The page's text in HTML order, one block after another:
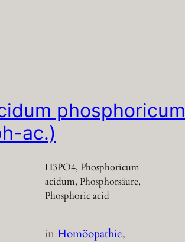
phosphoricum
ac.)
H3PO4, Phosphoricum
acidum, Phosphorsäure,
Phosphoric acid
inHomöopathie